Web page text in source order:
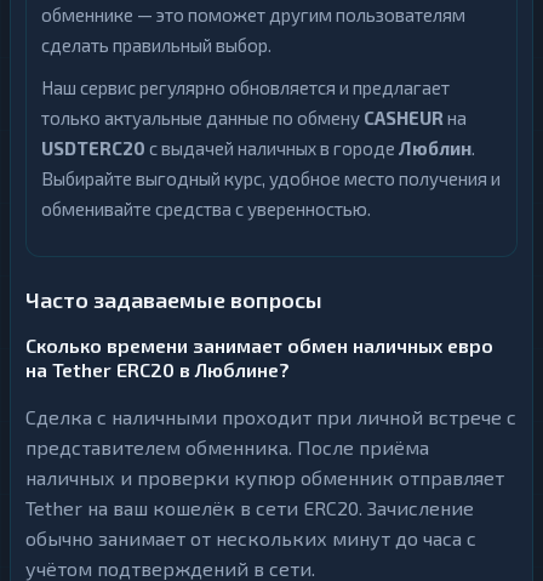
обменнике — это поможет другим пользователям
сделать правильный выбор.
Наш сервис регулярно обновляется и предлагает
только актуальные данные по обмену CASHEUR на
USDTERC20 с выдачей наличных в городе Люблин.
Выбирайте выгодный курс, удобное место получения и
обменивайте средства с уверенностью.
Часто задаваемые вопросы
Сколько времени занимает обмен наличных евро
на Tether ERC20 в Люблине?
Сделка с наличными проходит при личной встрече с
представителем обменника. После приёма
наличных и проверки купюр обменник отправляет
Tether на ваш кошелёк в сети ERC20. Зачисление
обычно занимает от нескольких минут до часа с
учётом подтверждений в сети.